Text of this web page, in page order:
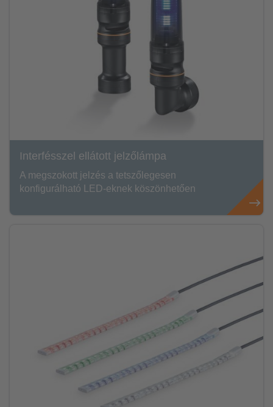
Interfésszel ellátott jelzőlámpa
A megszokott jelzés a tetszőlegesen
konfigurálható LED-eknek köszönhetően